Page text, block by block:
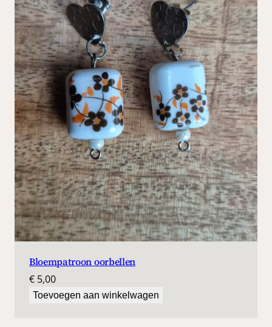
Bloempatroon oorbellen
€ 5,00
Toevoegen aan winkelwagen